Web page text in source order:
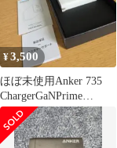
¥3,500
ほぼ未使用Anker 735
ChargerGaNPrime
65W A2668